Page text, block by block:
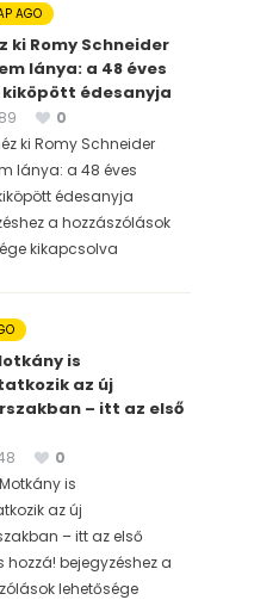
AGO
ki Romy Schneider
lánya: a 48 éves
kiköpött édesanyja
0
ki Romy Schneider
lánya: a 48 éves
édesanyja
a hozzászólások
kikapcsolva
is
az új
– itt az első
0
is
az új
– itt az első
hozzá! bejegyzéshez a
lehetősége